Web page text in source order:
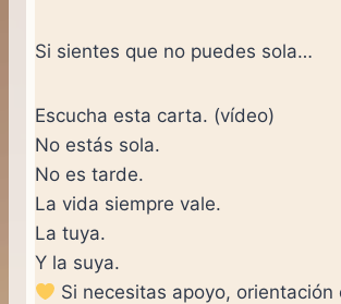
Si sientes que no puedes sola…
Escucha esta carta. (vídeo)
No estás sola.
No es tarde.
La vida siempre vale.
La tuya.
Y la suya.
Si necesitas apoyo, orientación